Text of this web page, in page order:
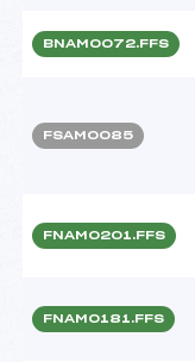
BNAM0072.FFS
FSAM0085
FNAM0201.FFS
FNAM0181.FFS